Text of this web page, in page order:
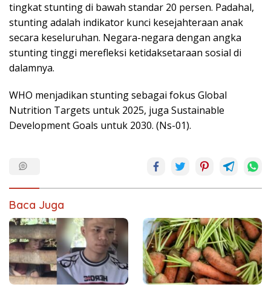
tingkat stunting di bawah standar 20 persen. Padahal,
stunting adalah indikator kunci kesejahteraan anak
secara keseluruhan. Negara-negara dengan angka
stunting tinggi merefleksi ketidaksetaraan sosial di
dalamnya.
WHO menjadikan stunting sebagai fokus Global
Nutrition Targets untuk 2025, juga Sustainable
Development Goals untuk 2030. (Ns-01).
Baca Juga